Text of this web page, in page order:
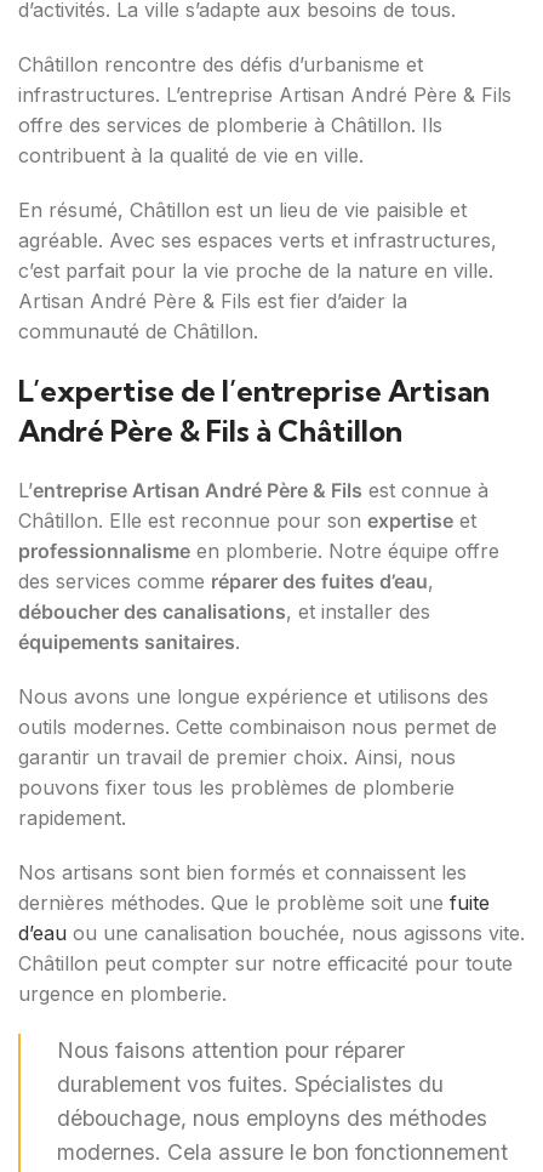
d’activités. La ville s’adapte aux besoins de tous.
Châtillon rencontre des défis d’urbanisme et
infrastructures. L’entreprise Artisan André Père & Fils
offre des services de plomberie à Châtillon. Ils
contribuent à la qualité de vie en ville.
En résumé, Châtillon est un lieu de vie paisible et
agréable. Avec ses espaces verts et infrastructures,
c’est parfait pour la vie proche de la nature en ville.
Artisan André Père & Fils est fier d’aider la
communauté de Châtillon.
L’expertise de l’entreprise Artisan
André Père & Fils à Châtillon
L’entreprise Artisan André Père & Fils est connue à
Châtillon. Elle est reconnue pour son expertise et
professionnalisme en plomberie. Notre équipe offre
des services comme réparer des fuites d’eau,
déboucher des canalisations, et installer des
équipements sanitaires.
Nous avons une longue expérience et utilisons des
outils modernes. Cette combinaison nous permet de
garantir un travail de premier choix. Ainsi, nous
pouvons fixer tous les problèmes de plomberie
rapidement.
Nos artisans sont bien formés et connaissent les
dernières méthodes. Que le problème soit une fuite
d’eau ou une canalisation bouchée, nous agissons vite.
Châtillon peut compter sur notre efficacité pour toute
urgence en plomberie.
Nous faisons attention pour réparer
durablement vos fuites. Spécialistes du
débouchage, nous employns des méthodes
modernes. Cela assure le bon fonctionnement